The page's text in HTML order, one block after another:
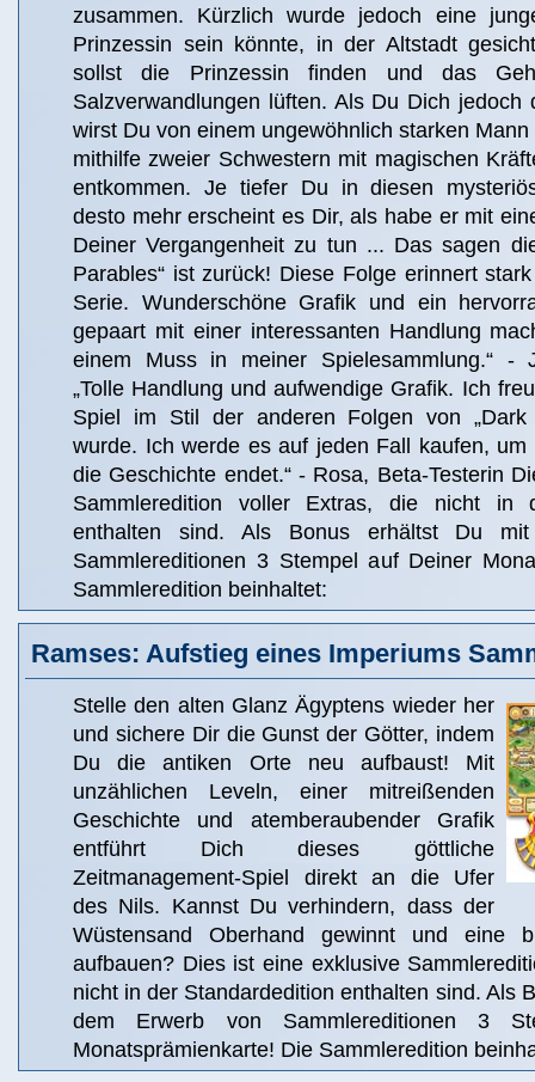
zusammen. Kürzlich wurde jedoch eine
Prinzessin sein könnte, in der Altstadt
sollst die Prinzessin finden und das
Salzverwandlungen lüften. Als Du Dich jedoch
wirst Du von einem ungewöhnlich starken
mithilfe zweier Schwestern mit magischen
entkommen. Je tiefer Du in diesen
desto mehr erscheint es Dir, als habe er mit
Deiner Vergangenheit zu tun ... Das sagen
Parables“ ist zurück! Diese Folge erinnert
Serie. Wunderschöne Grafik und ein
gepaart mit einer interessanten Handlung
einem Muss in meiner Spielesammlung.“ -
„Tolle Handlung und aufwendige Grafik. Ich
Spiel im Stil der anderen Folgen von „Dark
wurde. Ich werde es auf jeden Fall kaufen, um
die Geschichte endet.“ - Rosa, Beta-Testerin
Sammleredition voller Extras, die nicht in
enthalten sind. Als Bonus erhältst Du
Sammlereditionen 3 Stempel auf Deiner
Sammleredition beinhaltet:
Ramses: Aufstieg eines Imperiums
Stelle den alten Glanz Ägyptens wieder her
und sichere Dir die Gunst der Götter, indem
Du die antiken Orte neu aufbaust! Mit
unzählichen Leveln, einer mitreißenden
Geschichte und atemberaubender Grafik
entführt Dich dieses göttliche
Zeitmanagement-Spiel direkt an die Ufer
des Nils. Kannst Du verhindern, dass der
Wüstensand Oberhand gewinnt und eine
aufbauen? Dies ist eine exklusive
nicht in der Standardedition enthalten sind. Als
dem Erwerb von Sammlereditionen 3
Monatsprämienkarte! Die Sammleredition